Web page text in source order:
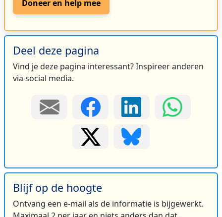
Doneer en help mee
Deel deze pagina
Vind je deze pagina interessant? Inspireer anderen
via social media.
Blijf op de hoogte
Ontvang een e-mail als de informatie is bijgewerkt.